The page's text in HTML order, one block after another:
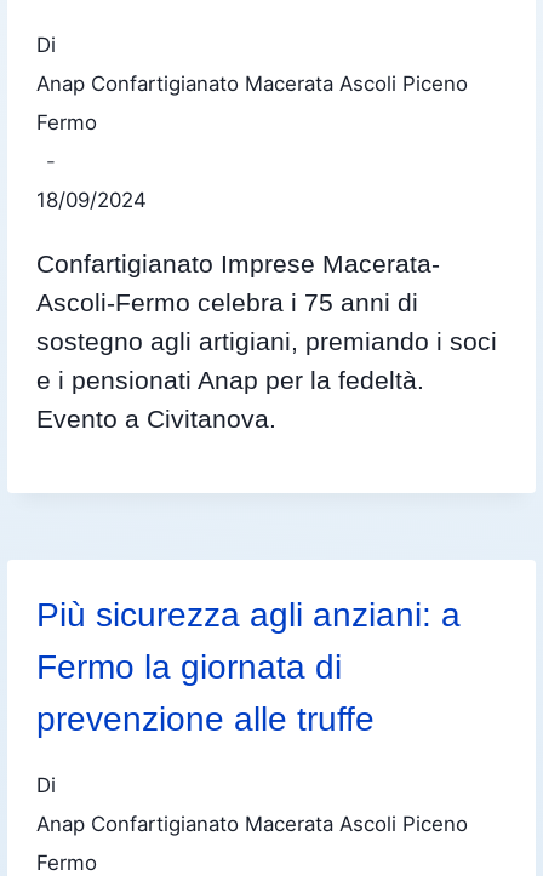
Di
Anap Confartigianato Macerata Ascoli Piceno
Fermo
18/09/2024
Confartigianato Imprese Macerata-
Ascoli-Fermo celebra i 75 anni di
sostegno agli artigiani, premiando i soci
e i pensionati Anap per la fedeltà.
Evento a Civitanova.
Più sicurezza agli anziani: a
Fermo la giornata di
prevenzione alle truffe
Di
Anap Confartigianato Macerata Ascoli Piceno
Fermo